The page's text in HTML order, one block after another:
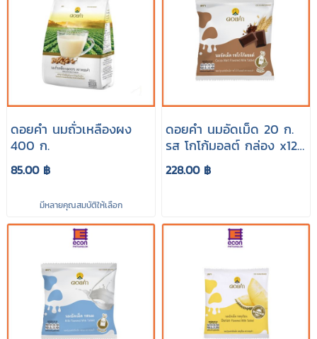
ดอยคำ นมถั่วเหลืองผง
400 ก.
85.00 ฿
มีหลายคุณสมบัติให้เลือก
ดอยคำ นมอัดเม็ด 20 ก.
รส โกโก้มอลต์ กล่อง x12
ซอง
228.00 ฿